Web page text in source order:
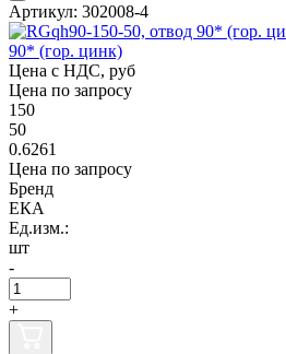
Артикул: 302008-4
90* (гор. цинк)
Цена с НДС, руб
Цена по запросу
150
50
0.6261
Цена по запросу
Бренд
ЕКА
Ед.изм.:
шт
-
+